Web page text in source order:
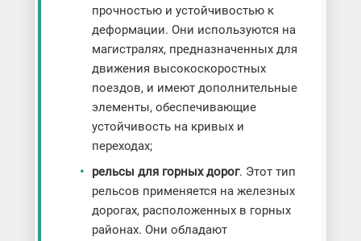
прочностью и устойчивостью к
деформации. Они используются на
магистралях, предназначенных для
движения высокоскоростных
поездов, и имеют дополнительные
элементы, обеспечивающие
устойчивость на кривых и
переходах;
рельсы для горных дорог. Этот тип
рельсов применяется на железных
дорогах, расположенных в горных
районах. Они обладают